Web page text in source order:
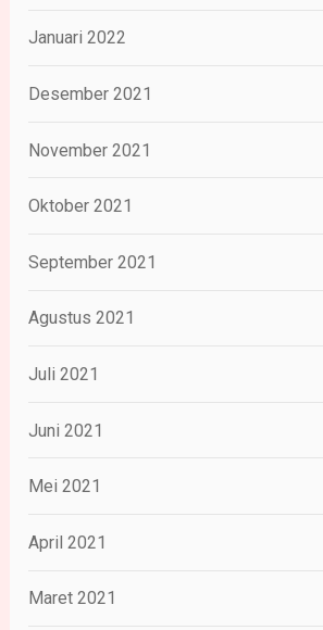
Januari 2022
Desember 2021
November 2021
Oktober 2021
September 2021
Agustus 2021
Juli 2021
Juni 2021
Mei 2021
April 2021
Maret 2021